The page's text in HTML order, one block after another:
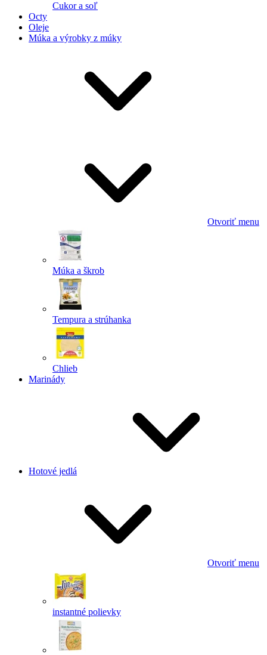
Cukor a soľ
Octy
Oleje
Múka a výrobky z múky
Otvoriť menu
Múka a škrob
Tempura a strúhanka
Chlieb
Marinády
Hotové jedlá
Otvoriť menu
instantné polievky
Powered by chaterimo